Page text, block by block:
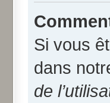
Si vous
dans
de